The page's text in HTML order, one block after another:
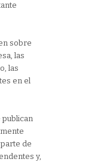
sobre
las
las
en el
publican
de
y,